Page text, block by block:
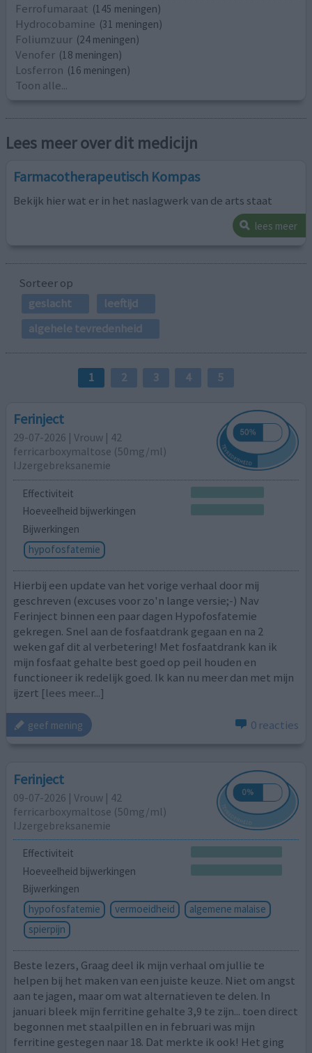
Ferrofumaraat (145 meningen)
Hydrocobamine (31 meningen)
Foliumzuur (24 meningen)
Venofer (18 meningen)
Losferron (16 meningen)
Toon alle...
Lees meer over dit medicijn
Farmacotherapeutisch Kompas
Bekijk hier wat er in het naslagwerk van de arts staat
lees meer
Sorteer op
geslacht
leeftijd
algehele tevredenheid
1 2 3 4 5
Ferinject
29-07-2026 | Vrouw | 42
ferricarboxymaltose (50mg/ml)
IJzergebreksanemie
Effectiviteit
Hoeveelheid bijwerkingen
Bijwerkingen
hypofosfatemie
Hierbij een update van het vorige verhaal door mij
geschreven (excuses voor zo'n lange versie;-) Nav
Ferinject binnen een paar dagen Hypofosfatemie
gekregen. Snel aan de fosfaatdrank gegaan en na 2
weken gaf dit al verbetering! Met fosfaatdrank kan ik
mijn fosfaat gehalte best goed op peil houden en
functioneer ik redelijk goed. Ik kan nu meer dan met mijn
ijzert [lees meer...]
geef mening 0 reacties
Ferinject
09-07-2026 | Vrouw | 42
ferricarboxymaltose (50mg/ml)
IJzergebreksanemie
Effectiviteit
Hoeveelheid bijwerkingen
Bijwerkingen
hypofosfatemie
vermoeidheid
algemene malaise
spierpijn
Beste lezers, Graag deel ik mijn verhaal om jullie te
helpen bij het maken van een juiste keuze. Niet om angst
aan te jagen, maar om wat alternatieven te delen. In
januari bleek mijn ferritine gehalte 3,9 te zijn... toen direct
begonnen met staalpillen en in februari was mijn
ferritine gestegen naar 18. Dat merkte ik ook! Het ging